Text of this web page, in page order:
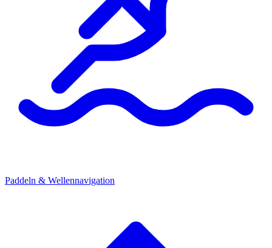
Paddeln & Wellennavigation